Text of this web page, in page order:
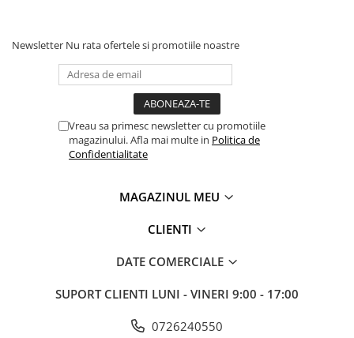
Newsletter Nu rata ofertele si promotiile noastre
Vreau sa primesc newsletter cu promotiile
magazinului. Afla mai multe in Politica de
Confidentialitate
MAGAZINUL MEU
CLIENTI
DATE COMERCIALE
SUPORT CLIENTI LUNI - VINERI 9:00 - 17:00
0726240550